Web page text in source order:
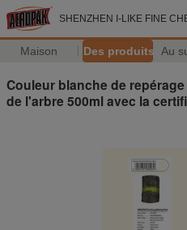
SHENZHEN I-LIKE FINE
Maison Des produits Au
Couleur blanche de
de l'arbre 500ml avec la